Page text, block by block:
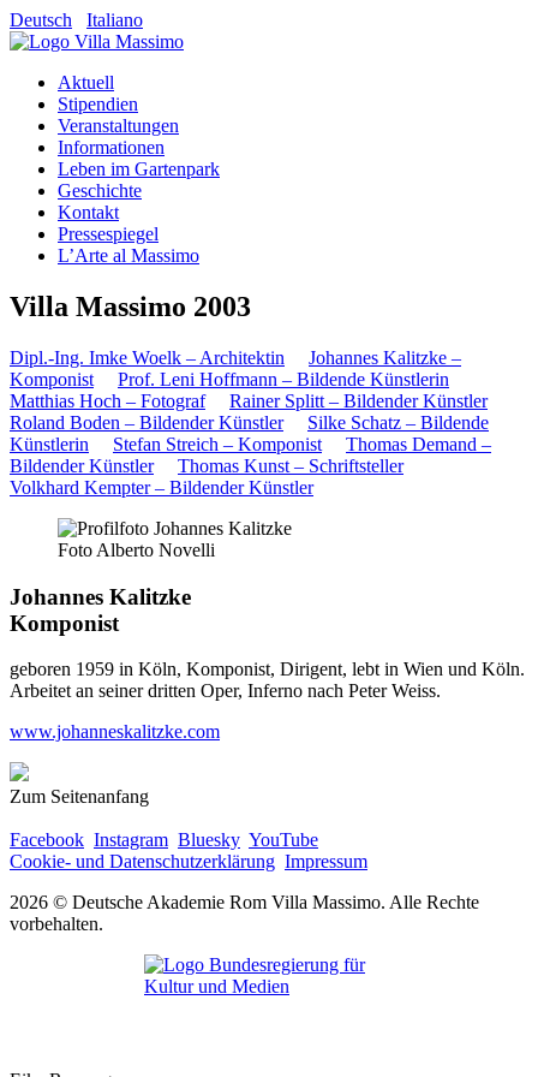
Deutsch Italiano
Aktuell
Stipendien
Veranstaltungen
Informationen
Leben im Gartenpark
Geschichte
Kontakt
Pressespiegel
L’Arte al Massimo
Villa Massimo 2003
Dipl.-Ing. Imke Woelk – Architektin
Johannes Kalitzke –
Komponist
Prof. Leni Hoffmann – Bildende Künstlerin
Matthias Hoch – Fotograf
Rainer Splitt – Bildender Künstler
Roland Boden – Bildender Künstler
Silke Schatz – Bildende
Künstlerin
Stefan Streich – Komponist
Thomas Demand –
Bildender Künstler
Thomas Kunst – Schriftsteller
Volkhard Kempter – Bildender Künstler
Foto Alberto Novelli
Johannes Kalitzke
Komponist
geboren 1959 in Köln, Komponist, Dirigent, lebt in Wien und Köln.
Arbeitet an seiner dritten Oper, Inferno nach Peter Weiss.
www.johanneskalitzke.com
Zum Seitenanfang
Facebook Instagram Bluesky YouTube
Cookie- und Datenschutzerklärung Impressum
2026 © Deutsche Akademie Rom Villa Massimo. Alle Rechte
vorbehalten.